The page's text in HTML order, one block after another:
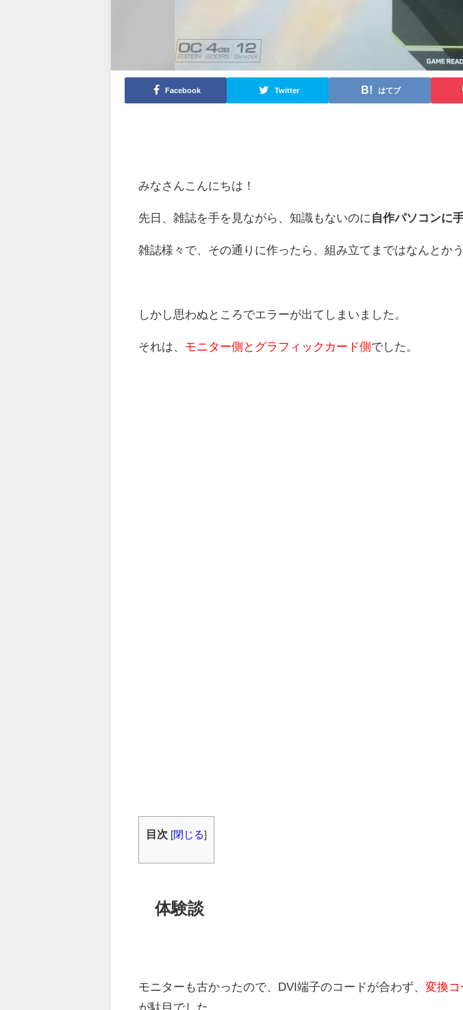
Facebook Twitter はてブ
みなさんこんにちは！
先日、雑誌を手を見ながら、知識もないのに 自作パソコンに
雑誌様々で、その通りに作ったら、組み立てまではなんとか
しかし思わぬところでエラーが出てしまいました。
それは、 モニター側とグラフィックカード側 でした。
目次 閉じる
体験談
モニターも古かったので、DVI端子のコードが合わず、変換コ
が駄目でした。